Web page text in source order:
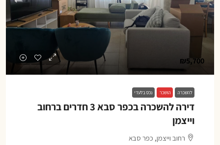
₪5,700
להשכרה הושכר נכס בלעדי
דירה להשכרה בכפר סבא 3 חדרים ברחוב
וייצמן
רחוב וייצמן, כפר סבא